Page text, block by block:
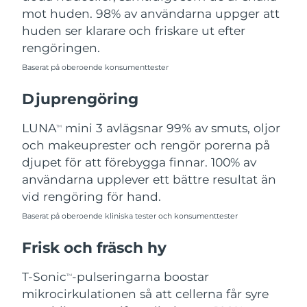
mot huden. 98% av användarna uppger att
huden ser klarare och friskare ut efter
rengöringen.
Baserat på oberoende konsumenttester
Djuprengöring
LUNATM
mini 3 avlägsnar 99% av smuts, oljor
och makeuprester och rengör porerna på
djupet för att förebygga finnar. 100% av
användarna upplever ett bättre resultat än
vid rengöring för hand.
Baserat på oberoende kliniska tester och konsumenttester
Frisk och fräsch hy
T-SonicTM-pulseringarna boostar
mikrocirkulationen så att cellerna får syre
Filippinerna Förväntad leverans8/11/26
Polen
Puerto Rico
Qatar Förväntad leverans 8/9/26
Réunion Förväntad leverans 8/13/26
Rumänien
Ryssland
Saudiarabien Förväntad leverans
Singapore Förväntad leverans8/10/26